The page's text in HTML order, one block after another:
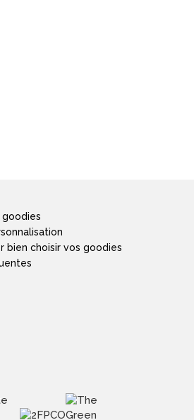
goodies
bien choisir vos goodies